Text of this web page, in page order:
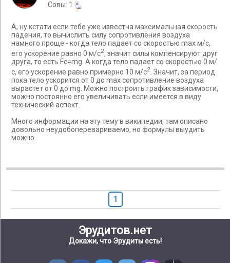
Cовы: 1
А, ну кстати если тебе уже известна максимальная скорость
падения, то вычислить силу сопротивления воздуха
намного проще - когда тело падает со скоростью max м/с,
его ускорение равно 0 м/с2, значит силы компенсируют друг
друга, то есть Fc=mg. А когда тело падает со скоростью 0 м/
с, его ускорение равно примерно 10 м/с2 . Значит, за период
пока тело ускорится от 0 до max сопротивление воздуха
вырастет от 0 до mg. Можно построить график зависимости,
можно постоянно его увеличивать если имеется в виду
технический аспект.
Много информации на эту тему в википедии, там описано
довольно неудобоперевариваемо, но формулы выудить
можно.
1
Эрудитов.нет
Докажи, что Эрудиты есть!